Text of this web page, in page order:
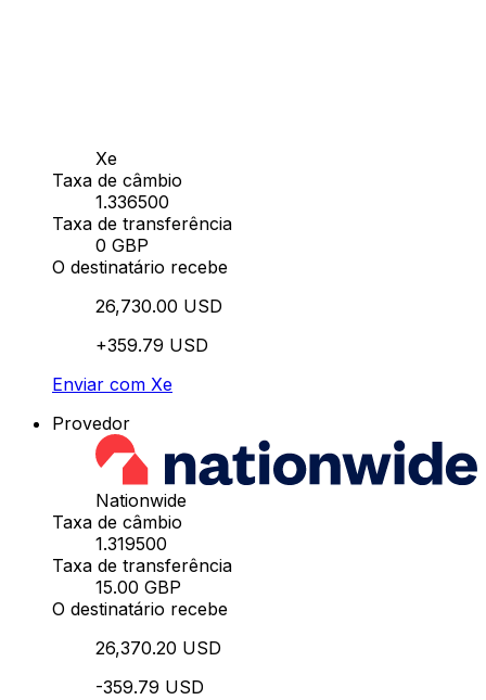
Xe
Taxa de câmbio
1.336500
Taxa de transferência
0 GBP
O destinatário recebe
26,730.00 USD
+359.79 USD
Enviar com Xe
Provedor
Nationwide
Taxa de câmbio
1.319500
Taxa de transferência
15.00 GBP
O destinatário recebe
26,370.20 USD
-359.79 USD